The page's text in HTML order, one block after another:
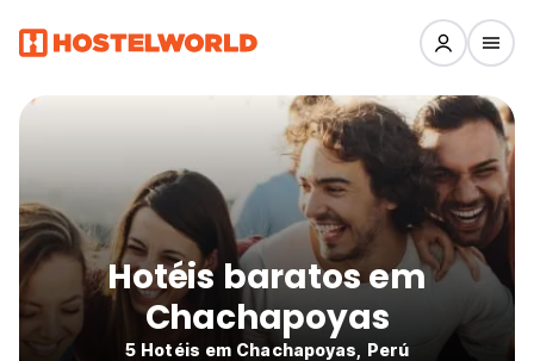
Hotéis baratos em
Chachapoyas
5 Hotéis em Chachapoyas, Perú